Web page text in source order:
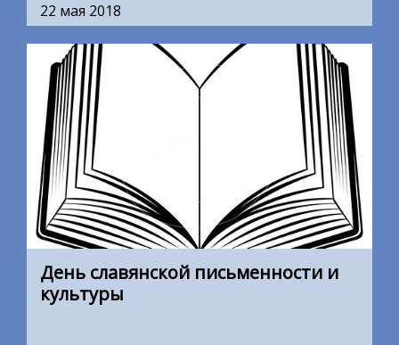
22 мая 2018
День славянской письменности и
культуры